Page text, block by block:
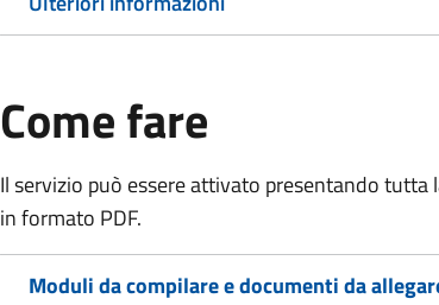
Come fare
Il servizio può essere attivato presentando
in formato PDF.
Moduli da compilare e documenti da